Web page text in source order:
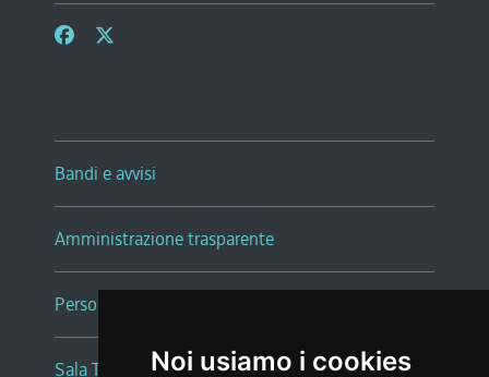
Noi usiamo i cookies
Bandi e avvisi
Amministrazione trasparente
Persone e Uffici
Sala Tiziano Tessitori